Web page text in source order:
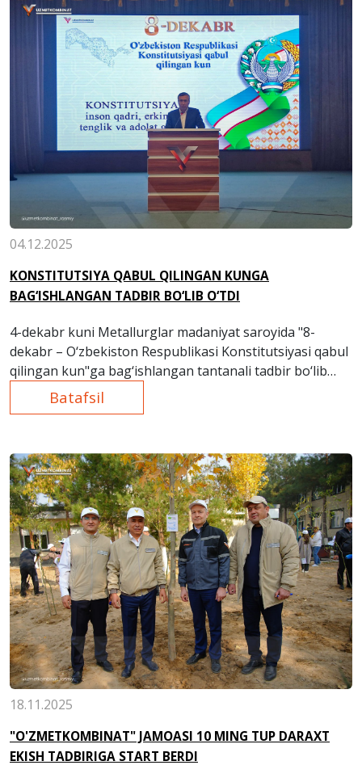
04.12.2025
KONSTITUTSIYA QABUL QILINGAN KUNGA
BAG‘ISHLANGAN TADBIR BO‘LIB O‘TDI
4-dekabr kuni Metallurglar madaniyat saroyida "8-
dekabr – O‘zbekiston Respublikasi Konstitutsiyasi qabul
qilingan kun"ga bag‘ishlangan tantanali tadbir bo‘lib
Batafsil
18.11.2025
"O'ZMETKOMBINAT" JAMOASI 10 MING TUP DARAXT
EKISH TADBIRIGA START BERDI